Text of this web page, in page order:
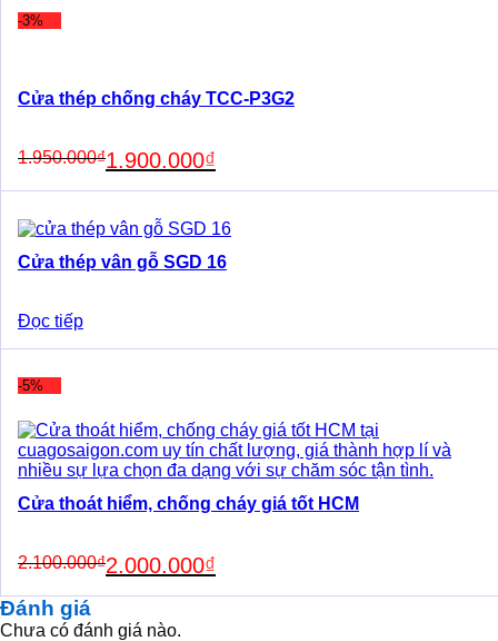
-3%
Cửa thép chống cháy TCC-P3G2
1.950.000₫
price
was:
1.900.000₫
price
is:
Cửa thép vân gỗ SGD 16
Đọc tiếp
-5%
Cửa thoát hiểm, chống cháy giá tốt HCM
2.100.000₫
price
was:
2.000.000₫
price
is:
Đánh giá
Chưa có đánh giá nào.